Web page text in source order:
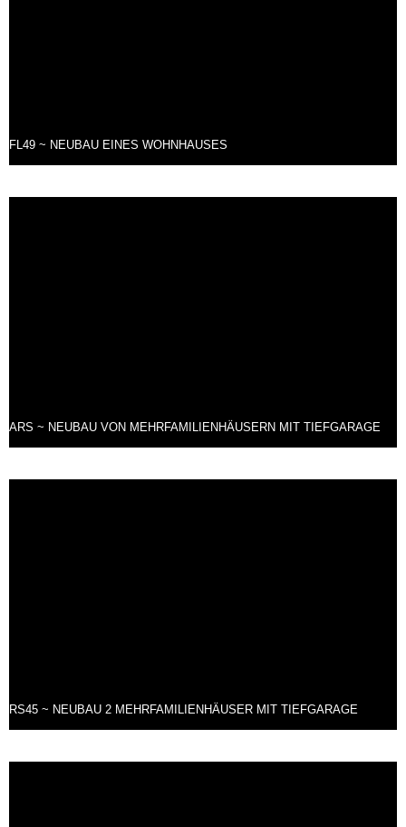
FL49 ~ NEUBAU EINES WOHNHAUSES
ARS ~ NEUBAU VON MEHRFAMILIENHÄUSERN MIT TIEFGARAGE
RS45 ~ NEUBAU 2 MEHRFAMILIENHÄUSER MIT TIEFGARAGE